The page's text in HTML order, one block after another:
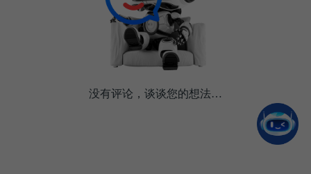
没有评论，谈谈您的想法…